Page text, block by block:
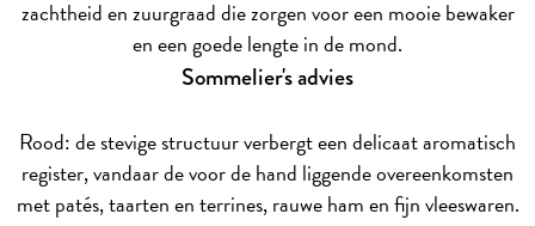
zachtheid en zuurgraad die zorgen voor een mooie bewaker
en een goede lengte in de mond.
Sommelier's advies
Rood: de stevige structuur verbergt een delicaat aromatisch
register, vandaar de voor de hand liggende overeenkomsten
met patés, taarten en terrines, rauwe ham en fijn vleeswaren.